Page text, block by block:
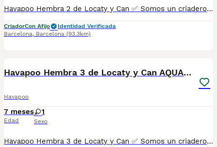
Havapoo Hembra 2 de Locaty y Can ✅ Somos un criadero autorizado y certificado por la Generalitat de Catalunya bajo el número de Núcleo Zoológico G25/00314. PARA MÁS INFORMACIÓN: ☎️ 933095977 📱 685878504 / 674320847 💻 Más fotos y vídeos en nuestra web www.aquanatura.es 🚙 Hacemos envíos 📌 Calle Roger de Flor 45, muy cerca del Arc de Triomf de Barcelona, de Lunes a Sábados. Se entregan con sus vacunas, desparasitados interna y externamente, con microchip y su registro, cartilla sanitaria y contrato de garantías, documentación legal y factura. AQUANATURA
CriadorCon Afijo
Identidad Verificada
Barcelona, Barcelona (93.3km)
Havapoo Hembra 3 de Locaty y Can AQUANATURA
Havapoo
7 meses
Edad
1
Sexo
Havapoo Hembra 3 de Locaty y Can ✅ Somos un criadero autorizado y certificado por la Generalitat de Catalunya bajo el número de Núcleo Zoológico G25/00314. PARA MÁS INFORMACIÓN: ☎️ 933095977 📱 685878504 / 674320847 💻 Más fotos y vídeos en nuestra web www.aquanatura.es 🚙 Hacemos envíos 📌 Calle Roger de Flor 45, muy cerca del Arc de Triomf de Barcelona, de Lunes a Sábados. Se entregan con sus vacunas, desparasitados interna y externamente, con microchip y su registro, cartilla sanitaria y contrato de garantías, documentación legal y factura. AQUANATURA